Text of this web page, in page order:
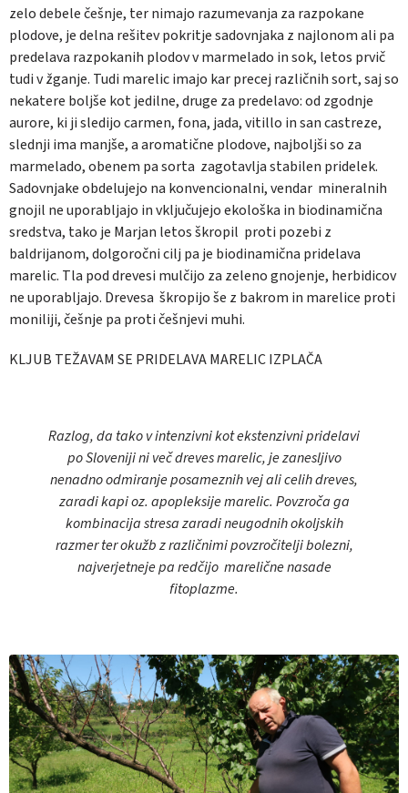
zelo debele češnje, ter nimajo razumevanja za razpokane
plodove, je delna rešitev pokritje sadovnjaka z najlonom ali pa
predelava razpokanih plodov v marmelado in sok, letos prvič
tudi v žganje. Tudi marelic imajo kar precej različnih sort, saj so
nekatere boljše kot jedilne, druge za predelavo: od zgodnje
aurore, ki ji sledijo carmen, fona, jada, vitillo in san castreze,
slednji ima manjše, a aromatične plodove, najboljši so za
marmelado, obenem pa sorta zagotavlja stabilen pridelek.
Sadovnjake obdelujejo na konvencionalni, vendar mineralnih
gnojil ne uporabljajo in vključujejo ekološka in biodinamična
sredstva, tako je Marjan letos škropil proti pozebi z
baldrijanom, dolgoročni cilj pa je biodinamična pridelava
marelic. Tla pod drevesi mulčijo za zeleno gnojenje, herbidicov
ne uporabljajo. Drevesa škropijo še z bakrom in marelice proti
moniliji, češnje pa proti češnjevi muhi.
KLJUB TEŽAVAM SE PRIDELAVA MARELIC IZPLAČA
Razlog, da tako v intenzivni kot ekstenzivni pridelavi
po Sloveniji ni več dreves marelic, je zanesljivo
nenadno odmiranje posameznih vej ali celih dreves,
zaradi kapi oz. apopleksije marelic. Povzroča ga
kombinacija stresa zaradi neugodnih okoljskih
razmer ter okužb z različnimi povzročitelji bolezni,
najverjetneje pa redčijo marelične nasade
fitoplazme.